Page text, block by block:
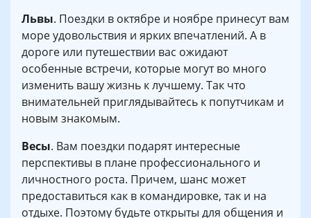
Львы. Поездки в октябре и ноябре принесут вам
море удовольствия и ярких впечатлений. А в
дороге или путешествии вас ожидают
особенные встречи, которые могут во много
изменить вашу жизнь к лучшему. Так что
внимательней приглядывайтесь к попутчикам и
новым знакомым.
Весы. Вам поездки подарят интересные
перспективы в плане профессионального и
личностного роста. Причем, шанс может
предоставиться как в командировке, так и на
отдыхе. Поэтому будьте открыты для общения и